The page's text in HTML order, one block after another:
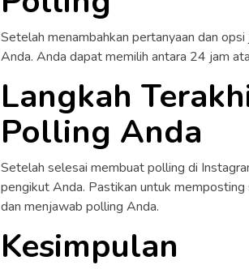
Setelah menambahkan pertanyaan dan
Anda. Anda dapat memilih antara 24 jam
Langkah
Polling Anda
Setelah selesai membuat polling di
pengikut Anda. Pastikan untuk
dan menjawab polling Anda.
Kesimpulan